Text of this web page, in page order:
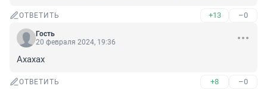
ОТВЕТИТЬ +13 –0
Гость
20 февраля 2024, 19:36
Ахахах
ОТВЕТИТЬ +8 –0